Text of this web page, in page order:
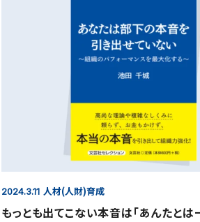
2024.3.11 人材(人財)育成
もっとも出てこない本音は「あんたとは